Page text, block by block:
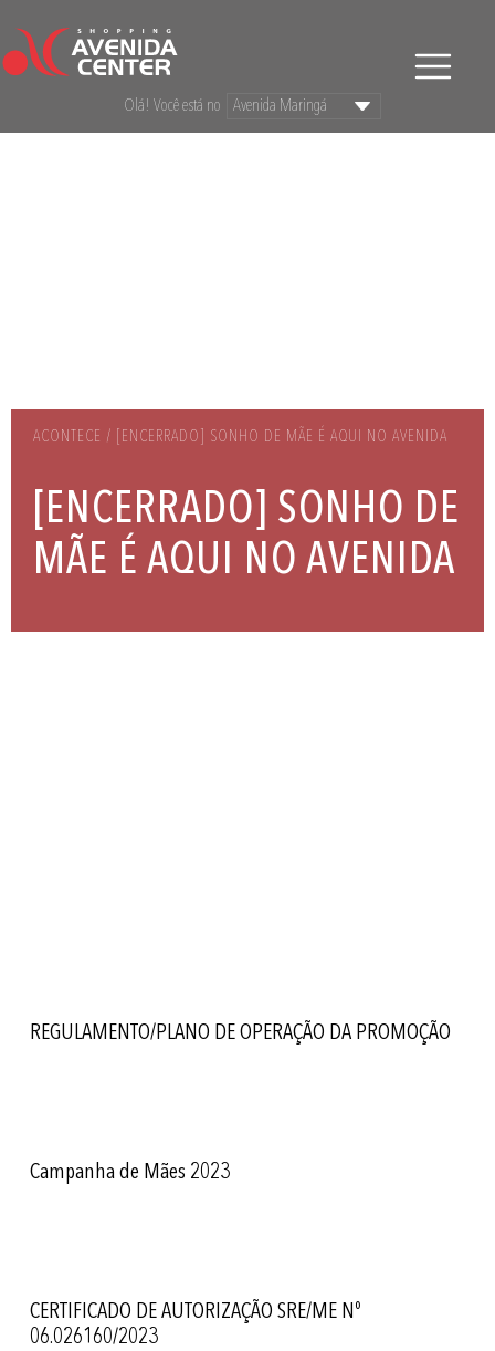
Olá! Você está no
ACONTECE / [ENCERRADO] SONHO DE MÃE É AQUI NO AVENIDA
[ENCERRADO] SONHO DE
MÃE É AQUI NO AVENIDA
REGULAMENTO/PLANO DE OPERAÇÃO DA PROMOÇÃO
Campanha de Mães 2023
CERTIFICADO DE AUTORIZAÇÃO SRE/ME Nº
06.026160/2023